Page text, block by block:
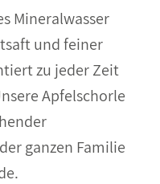
Mineralwasser
und feiner
zu jeder Zeit
Apfelschorle
ganzen Familie